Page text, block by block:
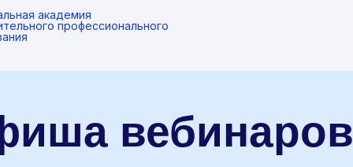
академия
профессионального
вебинаров